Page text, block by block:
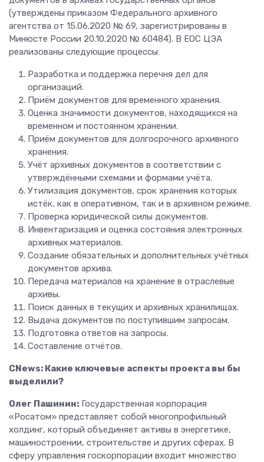
(утверждены приказом Федерального архивного
агентства от 15.06.2020 № 69, зарегистрированы в
Минюсте России 20.10.2020 № 60484). В ЕОС ЦЭА
реализованы следующие процессы:
Разработка и поддержка перечня дел для
организаций.
Приём документов для временного хранения.
Оценка значимости документов, находящихся на
временном и постоянном хранении.
Приём документов для долгосрочного архивного
хранения.
Учёт архивных документов в соответствии с
утверждёнными схемами и формами учёта.
Утилизация документов, срок хранения которых
истёк, как в оперативном, так и в архивном режиме.
Проверка юридической силы документов.
Инвентаризация и оценка состояния электронных
архивных материалов.
Создание обязательных и дополнительных учётных
документов архива.
Передача материалов на хранение в отраслевые
архивы.
Поиск данных в текущих и архивных хранилищах.
Выдача документов по поступившим запросам.
Подготовка ответов на запросы.
Составление отчётов.
CNews: Какие ключевые аспекты проекта вы бы
выделили?
Олег Пашинин: Государственная корпорация
«Росатом» представляет собой многопрофильный
холдинг, который объединяет активы в энергетике,
машиностроении, строительстве и других сферах. В
сферу управления госкорпорации входит множество